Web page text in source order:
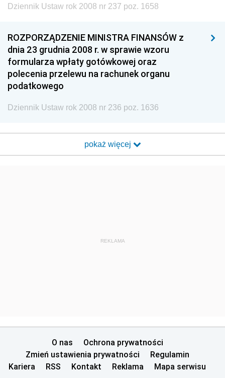
Dziennik Ustaw rok 2008 nr 237 poz. 1658
ROZPORZĄDZENIE MINISTRA FINANSÓW z
dnia 23 grudnia 2008 r. w sprawie wzoru
formularza wpłaty gotówkowej oraz
polecenia przelewu na rachunek organu
podatkowego
Dziennik Ustaw rok 2008 nr 236 poz. 1636
pokaż więcej
REKLAMA
O nas
Ochrona prywatności
Zmień ustawienia prywatności
Regulamin
Kariera
RSS Kontakt Reklama Mapa serwisu